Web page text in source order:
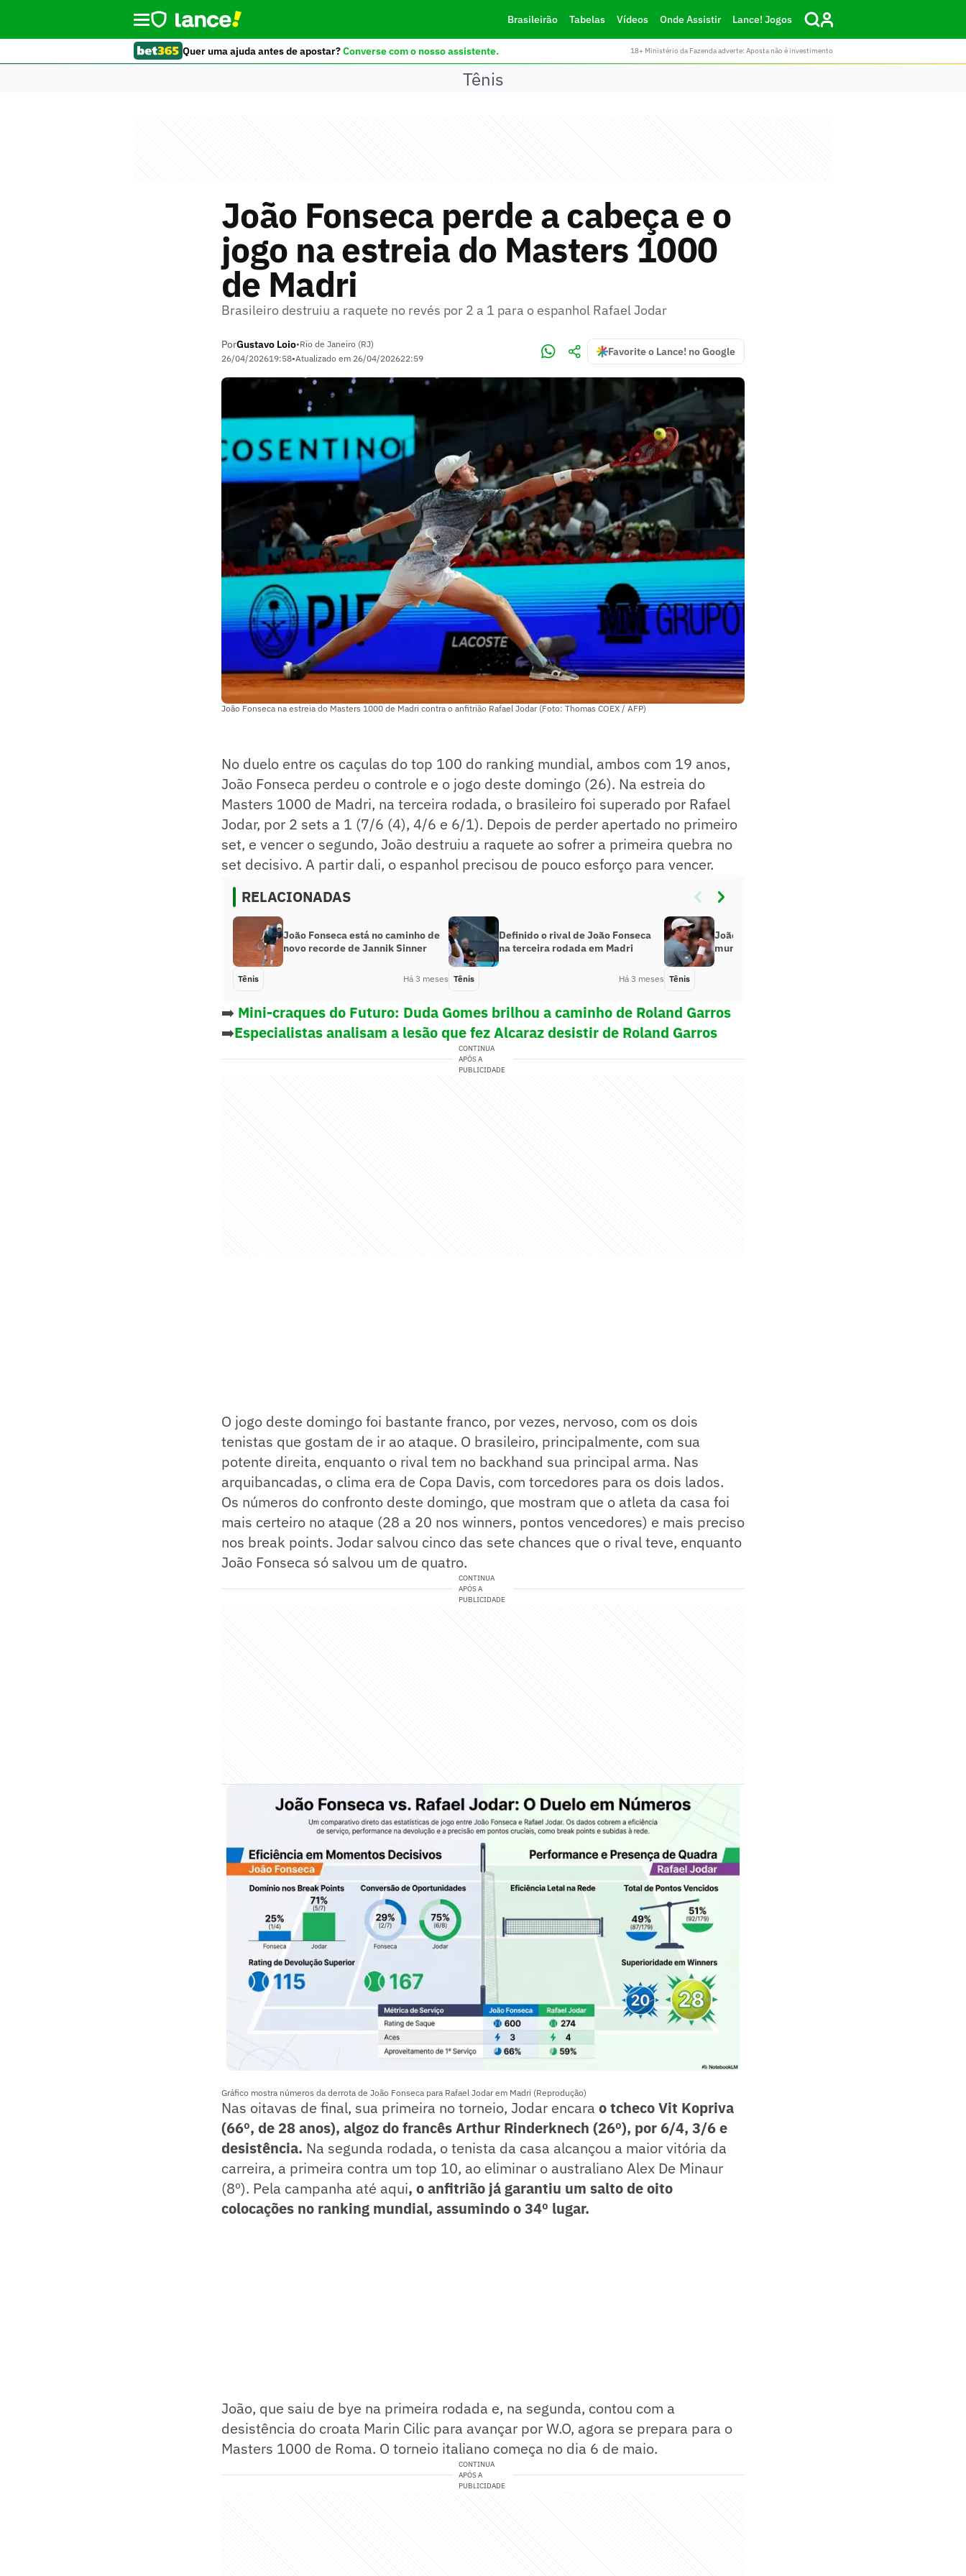
Brasileirão Tabelas Vídeos Onde Assistir Lance! Jogos
Quer uma ajuda antes de apostar?Converse com o nosso assistente. 18+ Ministério da Fazenda adverte: Aposta não é investimento
Tênis
João Fonseca perde a cabeça e o
jogo na estreia do Masters 1000
de Madri
Brasileiro destruiu a raquete no revés por 2 a 1 para o espanhol Rafael Jodar
PorGustavo Loio•Rio de Janeiro (RJ)
26/04/202619:58•Atualizado em 26/04/202622:59
Favorite o Lance! no Google
João Fonseca na estreia do Masters 1000 de Madri contra o anfitrião Rafael Jodar (Foto: Thomas COEX / AFP)
No duelo entre os caçulas do top 100 do ranking mundial, ambos com 19 anos,
João Fonseca perdeu o controle e o jogo deste domingo (26). Na estreia do
Masters 1000 de Madri, na terceira rodada, o brasileiro foi superado por Rafael
Jodar, por 2 sets a 1 (7/6 (4), 4/6 e 6/1). Depois de perder apertado no primeiro
set, e vencer o segundo, João destruiu a raquete ao sofrer a primeira quebra no
set decisivo. A partir dali, o espanhol precisou de pouco esforço para vencer.
RELACIONADAS
João Fonseca está no caminho de
novo recorde de Jannik Sinner
Tênis Há 3 meses
Definido o rival de João Fonseca
na terceira rodada em Madri
Tênis Há 3 meses
João Fonseca retorna ao top 30
mundial após avançar em Madri
Tênis
➡️ Mini-craques do Futuro: Duda Gomes brilhou a caminho de Roland Garros
➡️Especialistas analisam a lesão que fez Alcaraz desistir de Roland Garros
CONTINUA
APÓS A
PUBLICIDADE
O jogo deste domingo foi bastante franco, por vezes, nervoso, com os dois
tenistas que gostam de ir ao ataque. O brasileiro, principalmente, com sua
potente direita, enquanto o rival tem no backhand sua principal arma. Nas
arquibancadas, o clima era de Copa Davis, com torcedores para os dois lados.
Os números do confronto deste domingo, que mostram que o atleta da casa foi
mais certeiro no ataque (28 a 20 nos winners, pontos vencedores) e mais preciso
nos break points. Jodar salvou cinco das sete chances que o rival teve, enquanto
João Fonseca só salvou um de quatro.
CONTINUA
APÓS A
PUBLICIDADE
Gráfico mostra números da derrota de João Fonseca para Rafael Jodar em Madri (Reprodução)
Nas oitavas de final, sua primeira no torneio, Jodar encara o tcheco Vit Kopriva
(66º, de 28 anos), algoz do francês Arthur Rinderknech (26º), por 6/4, 3/6 e
desistência. Na segunda rodada, o tenista da casa alcançou a maior vitória da
carreira, a primeira contra um top 10, ao eliminar o australiano Alex De Minaur
(8º). Pela campanha até aqui, o anfitrião já garantiu um salto de oito
colocações no ranking mundial, assumindo o 34º lugar.
João, que saiu de bye na primeira rodada e, na segunda, contou com a
desistência do croata Marin Cilic para avançar por W.O, agora se prepara para o
Masters 1000 de Roma. O torneio italiano começa no dia 6 de maio.
CONTINUA
APÓS A
PUBLICIDADE